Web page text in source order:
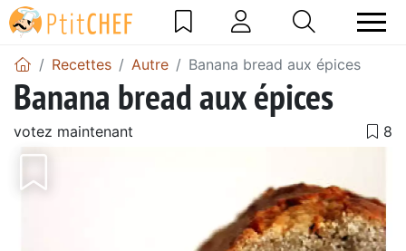
Recettes Autre Banana bread aux épices
Banana bread aux épices
votez maintenant